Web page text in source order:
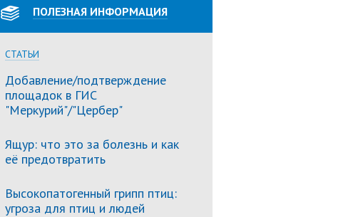
ПОЛЕЗНАЯ ИНФОРМАЦИЯ
СТАТЬИ
Добавление/подтверждение
площадок в ГИС
"Меркурий"/"Цербер"
Ящур: что это за болезнь и как
её предотвратить
Высокопатогенный грипп птиц:
угроза для птиц и людей